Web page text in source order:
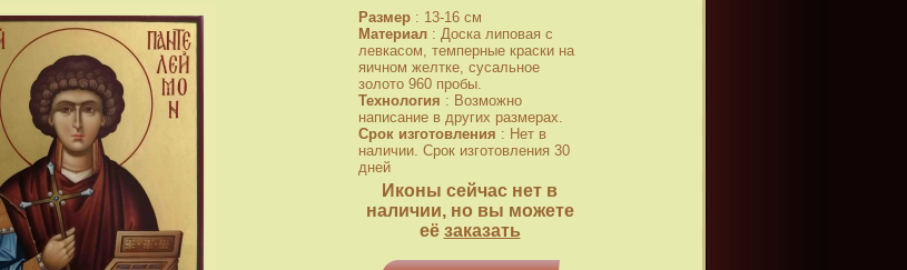
Размер : 13-16 см
Материал : Доска липовая с
левкасом, темперные краски на
яичном желтке, сусальное
золото 960 пробы.
Технология : Возможно
написание в других размерах.
Срок изготовления : Нет в
наличии. Срок изготовления 30
дней
Иконы сейчас нет в
наличии, но вы можете
её заказать